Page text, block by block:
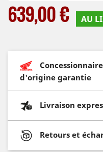
639,00 € AU
d'origine garantie
Livraison
Retours et